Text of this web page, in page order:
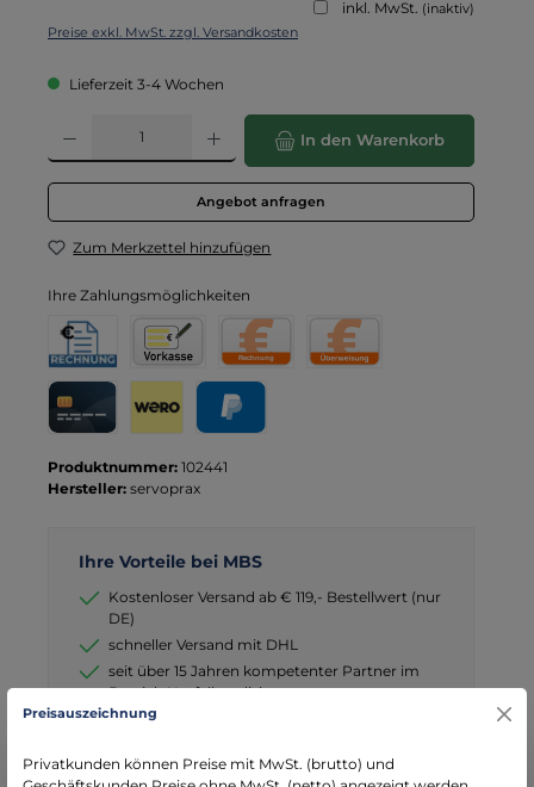
inkl. MwSt. (inaktiv)
Preise exkl. MwSt. zzgl. Versandkosten
Lieferzeit 3-4 Wochen
Produkt Anzahl: Gib den gewünschten Wert ein oder benutze die
In den Warenkorb
Angebot anfragen
Zum Merkzettel hinzufügen
Ihre Zahlungsmöglichkeiten
Produktnummer: 102441
Hersteller: servoprax
Ihre Vorteile bei MBS
Kostenloser Versand ab € 119,- Bestellwert (nur
DE)
schneller Versand mit DHL
seit über 15 Jahren kompetenter Partner im
Bereich Notfallmedizin
Preisauszeichnung
Privatkunden können Preise mit MwSt. (brutto) und